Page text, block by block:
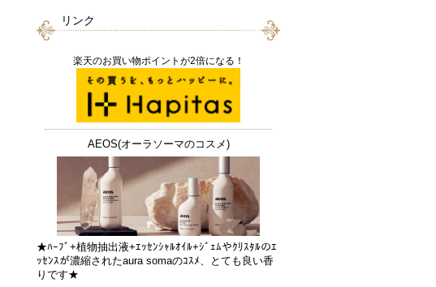
リンク
楽天のお買い物ポイントが2倍になる！
AEOS(オーラソーマのコスメ)
★ﾊｰﾌﾞ+植物抽出液+ｴｯｾﾝｼｬﾙｵｲﾙ+ｼﾞｪﾑやｸﾘｽﾀﾙのｴ
ｯｾﾝｽが濃縮されたaura somaのｺｽﾒ、とても良い香
りです★